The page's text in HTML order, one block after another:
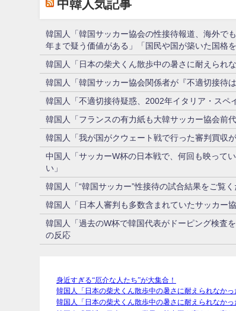
中韓人気記事
韓国人「韓国サッカー協会の性接待報道、海外で
年まで疑う価値がある」「国民や国が築いた国格
韓国人「日本の柴犬くん散歩中の暑さに耐えられな
韓国人「韓国サッカー協会関係者が『不適切接待
韓国人「不適切接待疑惑、2002年イタリア・スペ
韓国人「フランスの有力紙も大韓サッカー協会前
韓国人「我が国がクウェート戦で行った審判買
中国人「サッカーW杯の日本戦で、何回も映って
い」
韓国人「“韓国サッカー”性接待の試合結果をご覧
韓国人「日本人審判も多数含まれていたサッカー
韓国人「過去のW杯で韓国代表がドーピング検
の反応